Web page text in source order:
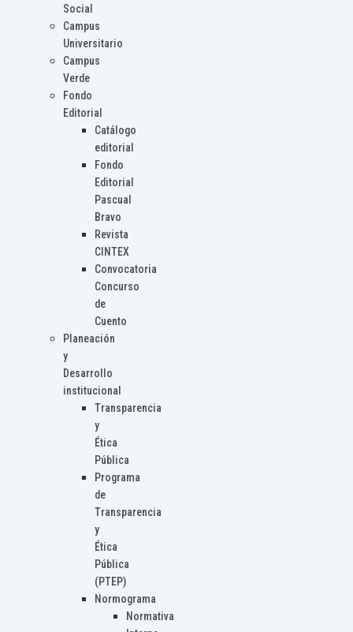
Social
Campus
Universitario
Campus
Verde
Fondo
Editorial
Catálogo
editorial
Fondo
Editorial
Pascual
Bravo
Revista
CINTEX
Convocatoria
Concurso
de
Cuento
Planeación
y
Desarrollo
institucional
Transparencia
y
Ética
Pública
Programa
de
Transparencia
y
Ética
Pública
(PTEP)
Normograma
Normativa